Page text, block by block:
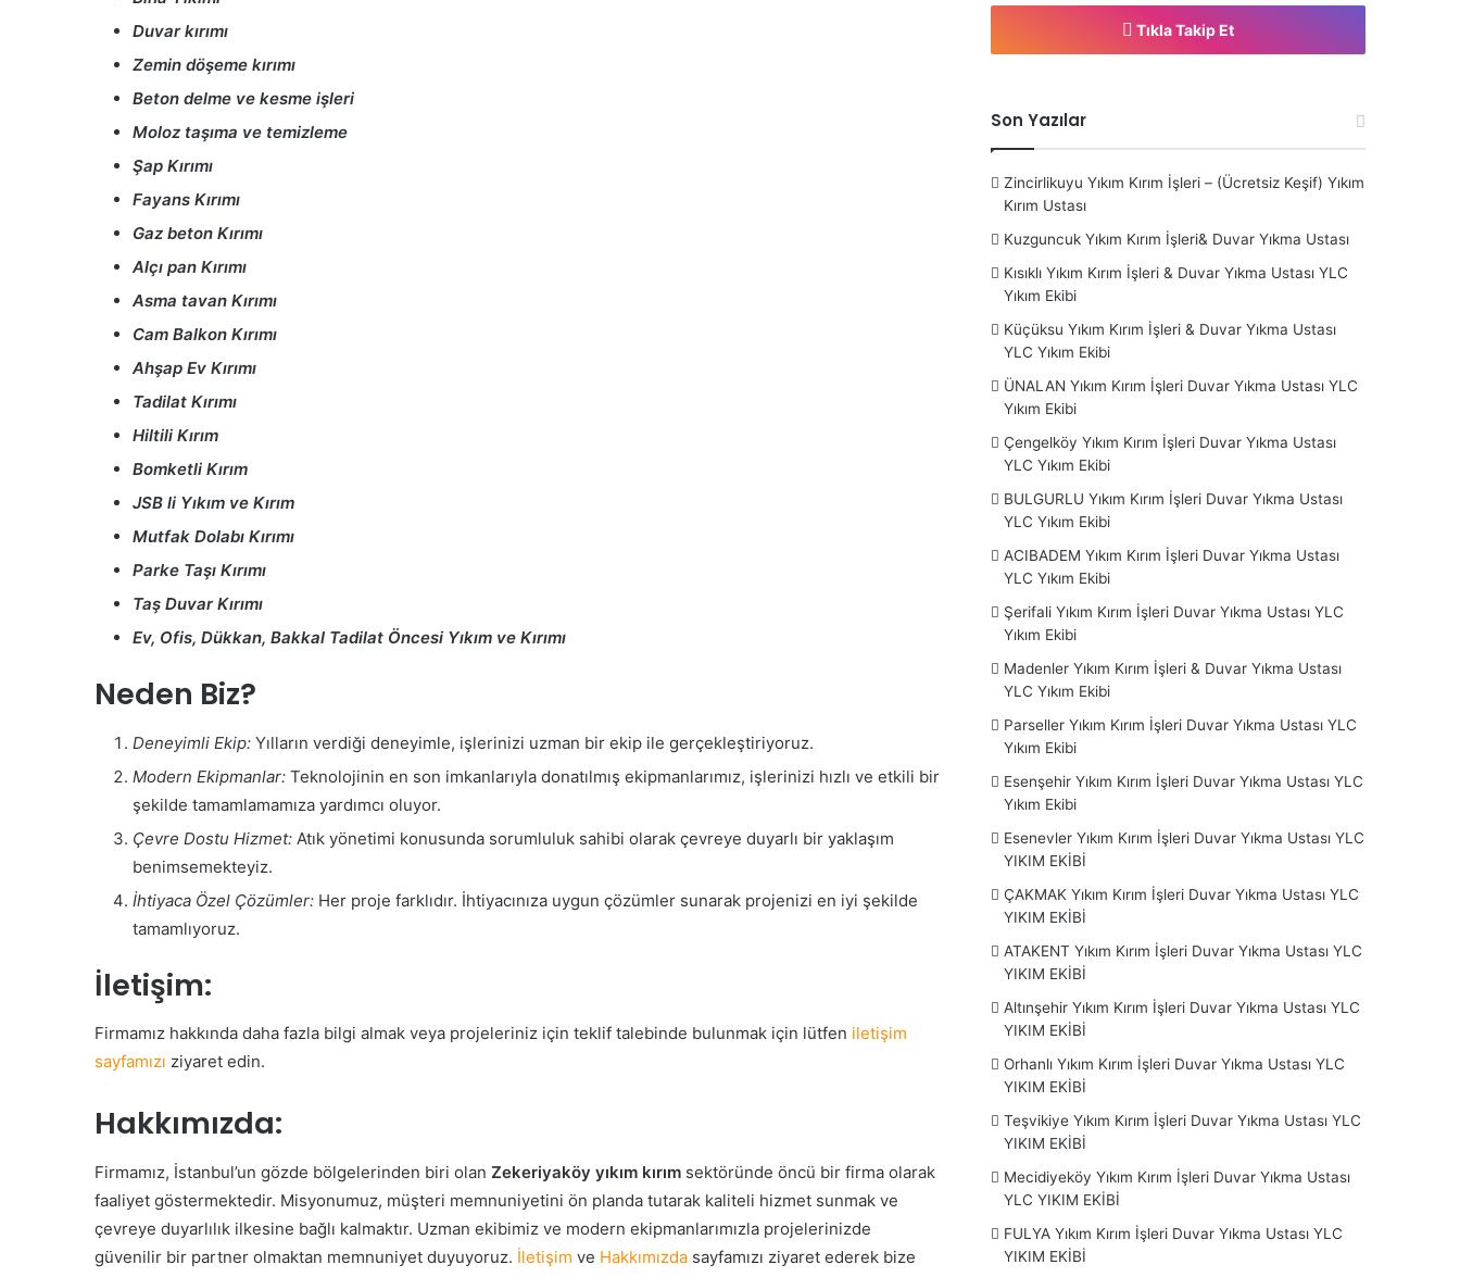
Duvar kırımı
Zemin döşeme kırımı
Beton delme ve kesme işleri
Moloz taşıma ve temizleme
Şap Kırımı
Fayans Kırımı
Gaz beton Kırımı
Alçı pan Kırımı
Asma tavan Kırımı
Cam Balkon Kırımı
Ahşap Ev Kırımı
Tadilat Kırımı
Hiltili Kırım
Bomketli Kırım
JSB li Yıkım ve Kırım
Mutfak Dolabı Kırımı
Parke Taşı Kırımı
Taş Duvar Kırımı
Ev, Ofis, Dükkan, Bakkal Tadilat Öncesi Yıkım ve Kırımı
Neden Biz?
Deneyimli Ekip: Yılların verdiği deneyimle, işlerinizi uzman bir ekip ile gerçekleştiriyoruz.
Modern Ekipmanlar: Teknolojinin en son imkanlarıyla donatılmış ekipmanlarımız, işlerinizi hızlı ve etkili bir
şekilde tamamlamamıza yardımcı oluyor.
Çevre Dostu Hizmet: Atık yönetimi konusunda sorumluluk sahibi olarak çevreye duyarlı bir yaklaşım
benimsemekteyiz.
İhtiyaca Özel Çözümler: Her proje farklıdır. İhtiyacınıza uygun çözümler sunarak projenizi en iyi şekilde
tamamlıyoruz.
İletişim:
Firmamız hakkında daha fazla bilgi almak veya projeleriniz için teklif talebinde bulunmak için lütfen iletişim
sayfamızı ziyaret edin.
Hakkımızda:
Firmamız, İstanbul’un gözde bölgelerinden biri olan Zekeriyaköy yıkım kırım sektöründe öncü bir firma olarak
faaliyet göstermektedir. Misyonumuz, müşteri memnuniyetini ön planda tutarak kaliteli hizmet sunmak ve
çevreye duyarlılık ilkesine bağlı kalmaktır. Uzman ekibimiz ve modern ekipmanlarımızla projelerinizde
güvenilir bir partner olmaktan memnuniyet duyuyoruz. İletişim ve Hakkımızda sayfamızı ziyaret ederek bize
Tıkla Takip Et
Son Yazılar
Zincirlikuyu Yıkım Kırım İşleri – (Ücretsiz Keşif) Yıkım
Kırım Ustası
Kuzguncuk Yıkım Kırım İşleri& Duvar Yıkma Ustası
Kısıklı Yıkım Kırım İşleri & Duvar Yıkma Ustası YLC
Yıkım Ekibi
Küçüksu Yıkım Kırım İşleri & Duvar Yıkma Ustası
YLC Yıkım Ekibi
ÜNALAN Yıkım Kırım İşleri Duvar Yıkma Ustası YLC
Yıkım Ekibi
Çengelköy Yıkım Kırım İşleri Duvar Yıkma Ustası
YLC Yıkım Ekibi
BULGURLU Yıkım Kırım İşleri Duvar Yıkma Ustası
YLC Yıkım Ekibi
ACIBADEM Yıkım Kırım İşleri Duvar Yıkma Ustası
YLC Yıkım Ekibi
Şerifali Yıkım Kırım İşleri Duvar Yıkma Ustası YLC
Yıkım Ekibi
Madenler Yıkım Kırım İşleri & Duvar Yıkma Ustası
YLC Yıkım Ekibi
Parseller Yıkım Kırım İşleri Duvar Yıkma Ustası YLC
Yıkım Ekibi
Esenşehir Yıkım Kırım İşleri Duvar Yıkma Ustası YLC
Yıkım Ekibi
Esenevler Yıkım Kırım İşleri Duvar Yıkma Ustası YLC
YIKIM EKİBİ
ÇAKMAK Yıkım Kırım İşleri Duvar Yıkma Ustası YLC
YIKIM EKİBİ
ATAKENT Yıkım Kırım İşleri Duvar Yıkma Ustası YLC
YIKIM EKİBİ
Altınşehir Yıkım Kırım İşleri Duvar Yıkma Ustası YLC
YIKIM EKİBİ
Orhanlı Yıkım Kırım İşleri Duvar Yıkma Ustası YLC
YIKIM EKİBİ
Teşvikiye Yıkım Kırım İşleri Duvar Yıkma Ustası YLC
YIKIM EKİBİ
Mecidiyeköy Yıkım Kırım İşleri Duvar Yıkma Ustası
YLC YIKIM EKİBİ
FULYA Yıkım Kırım İşleri Duvar Yıkma Ustası YLC
YIKIM EKİBİ